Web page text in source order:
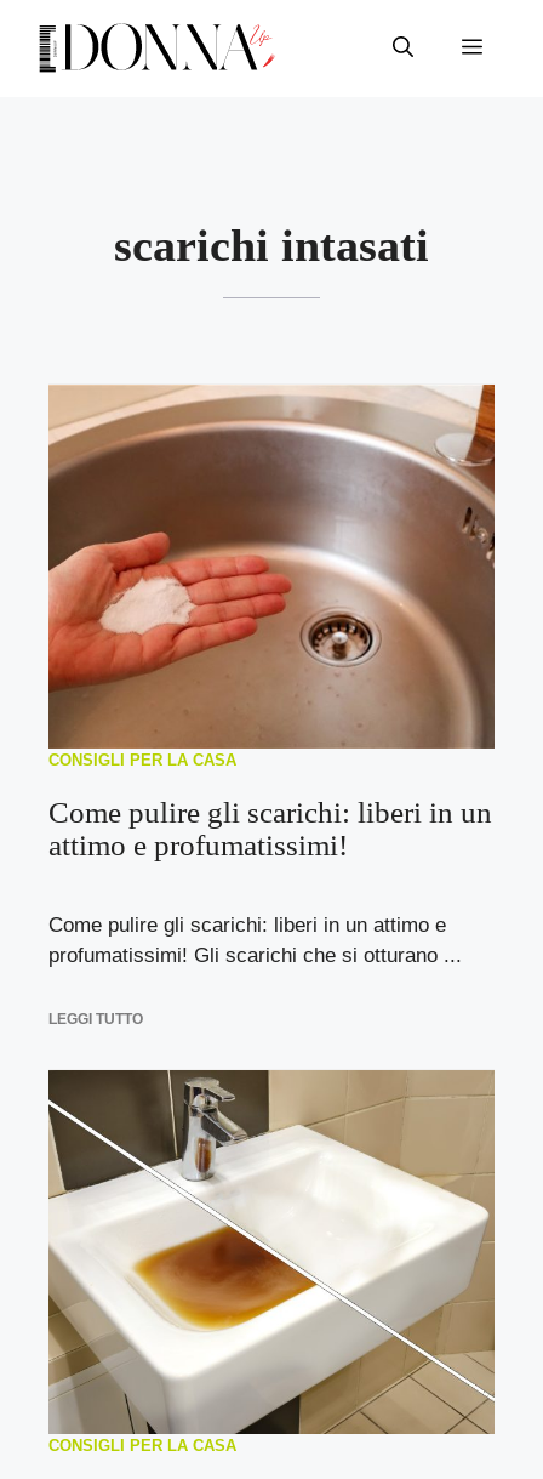
contenuto
Menu
scarichi intasati
CONSIGLI PER LA CASA
Come pulire gli scarichi: liberi in un
attimo e profumatissimi!
Come pulire gli scarichi: liberi in un attimo e
profumatissimi! Gli scarichi che si otturano ...
LEGGI TUTTO
CONSIGLI PER LA CASA